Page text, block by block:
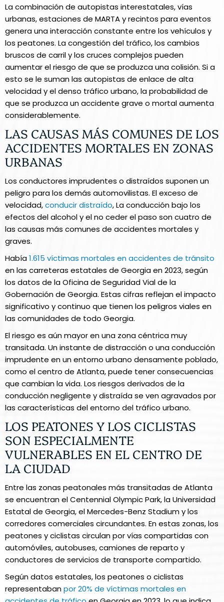
La combinación de autopistas interestatales, vías
urbanas, estaciones de MARTA y recintos para eventos
genera una interacción constante entre los vehículos y
los peatones. La congestión del tráfico, los cambios
bruscos de carril y los cruces complejos pueden
aumentar el riesgo de que se produzca una colisión. Si a
esto se le suman las autopistas de enlace de alta
velocidad y el denso tráfico urbano, la probabilidad de
que se produzca un accidente grave o mortal aumenta
considerablemente.
LAS CAUSAS MÁS COMUNES DE LOS
ACCIDENTES MORTALES EN ZONAS
URBANAS
Los conductores imprudentes o distraídos suponen un
peligro para los demás automovilistas. El exceso de
velocidad,conducir distraído, La conducción bajo los
efectos del alcohol y el no ceder el paso son cuatro de
las causas más comunes de accidentes mortales y
graves.
Había1.615 víctimas mortales en accidentes de tránsito
en las carreteras estatales de Georgia en 2023, según
los datos de la Oficina de Seguridad Vial de la
Gobernación de Georgia. Estas cifras reflejan el impacto
significativo y continuo que tienen los peligros viales en
las comunidades de todo Georgia.
El riesgo es aún mayor en una zona céntrica muy
transitada. Un instante de distracción o una conducción
imprudente en un entorno urbano densamente poblado,
como el centro de Atlanta, puede tener consecuencias
que cambian la vida. Los riesgos derivados de la
conducción negligente y distraída se ven agravados por
las características del entorno del tráfico urbano.
LOS PEATONES Y LOS CICLISTAS
SON ESPECIALMENTE
VULNERABLES EN EL CENTRO DE
LA CIUDAD
Entre las zonas peatonales más transitadas de Atlanta
se encuentran el Centennial Olympic Park, la Universidad
Estatal de Georgia, el Mercedes-Benz Stadium y los
corredores comerciales circundantes. En estas zonas, los
peatones y ciclistas circulan por vías compartidas con
automóviles, autobuses, camiones de reparto y
conductores de servicios de transporte compartido.
Según datos estatales, los peatones o ciclistas
representabanpor 20% de víctimas mortales en